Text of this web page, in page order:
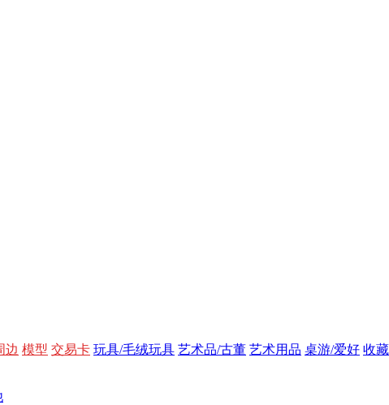
边 模型 交易卡 玩具/毛绒玩具 艺术品/古董 艺术用品 桌游/爱好 收藏